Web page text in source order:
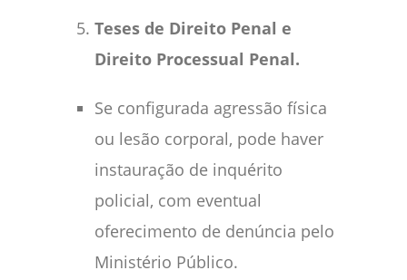
Teses de Direito Penal e
Direito Processual Penal.
Se configurada agressão física
ou lesão corporal, pode haver
instauração de inquérito
policial, com eventual
oferecimento de denúncia pelo
Ministério Público.